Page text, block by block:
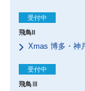
飛鳥II
受付中
Xmas 博多・神
飛鳥Ⅲ
受付中